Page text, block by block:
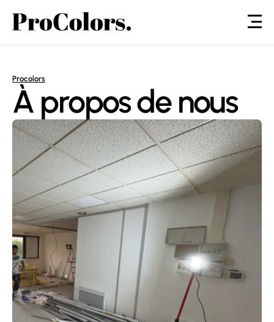
Procolors
À propos de nous